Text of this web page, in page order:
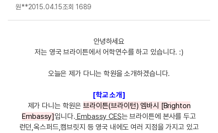
원**2015.04.15조회 1689
안녕하세요
저는 영국 브라이튼에서 어학연수를 하고 있습니다. :)
오늘은 제가 다니는 학원을 소개하겠습니다.
[학교 소개]
제가 다니는 학원은 브라이튼(브라이턴) 엠바시 [Brighton
Embassy]입니다. Embassy CES는 브라이튼에 본사를 두고
런던,옥스퍼드,캠브릿지 등 영국 내에도 여러 지점을 가지고 있고